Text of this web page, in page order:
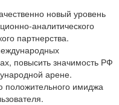
новый уровень
аналитического
партнерства.
повысить значимость РФ
арене.
положительного имиджа